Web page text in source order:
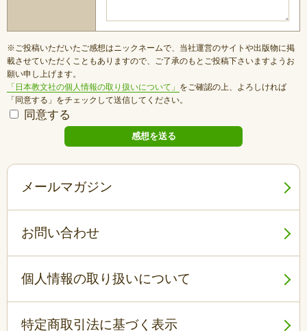
※ご投稿いただいたご感想はニックネームで、当社運営のサイトや出版物に掲
載させていただくこともありますので、ご了承のもとご投稿下さいますようお
願い申し上げます。
「日本教文社の個人情報の取り扱いについて」 をご確認の上、よろしければ
「同意する」をチェックして送信してください。
同意する
メールマガジン
お問い合わせ
個人情報の取り扱いについて
特定商取引法に基づく表示